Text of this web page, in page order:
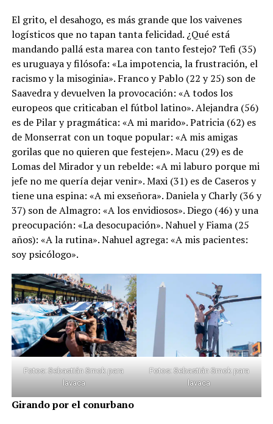
El grito, el desahogo, es más grande que los vaivenes
logísticos que no tapan tanta felicidad. ¿Qué está
mandando pallá esta marea con tanto festejo? Tefi (35)
es uruguaya y filósofa: «La impotencia, la frustración, el
racismo y la misoginia». Franco y Pablo (22 y 25) son de
Saavedra y devuelven la provocación: «A todos los
europeos que criticaban el fútbol latino». Alejandra (56)
es de Pilar y pragmática: «A mi marido». Patricia (62) es
de Monserrat con un toque popular: «A mis amigas
gorilas que no quieren que festejen». Macu (29) es de
Lomas del Mirador y un rebelde: «A mi laburo porque mi
jefe no me quería dejar venir». Maxi (31) es de Caseros y
tiene una espina: «A mi exseñora». Daniela y Charly (36 y
37) son de Almagro: «A los envidiosos». Diego (46) y una
preocupación: «La desocupación». Nahuel y Fiama (25
años): «A la rutina». Nahuel agrega: «A mis pacientes:
soy psicólogo».
Fotos: Sebastián Smok para
lavaca
Fotos: Sebastián Smok para
lavaca
Girando por el conurbano